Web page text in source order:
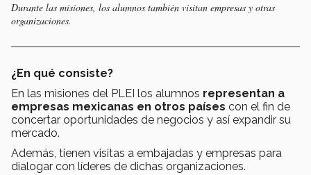
Durante las misiones, los alumnos también visitan empresas y otras
organizaciones.
¿En qué consiste?
En las misiones del PLEI los alumnos representan a
empresas mexicanas en otros países con el fin de
concertar oportunidades de negocios y así expandir su
mercado.
Además, tienen visitas a embajadas y empresas para
dialogar con líderes de dichas organizaciones.